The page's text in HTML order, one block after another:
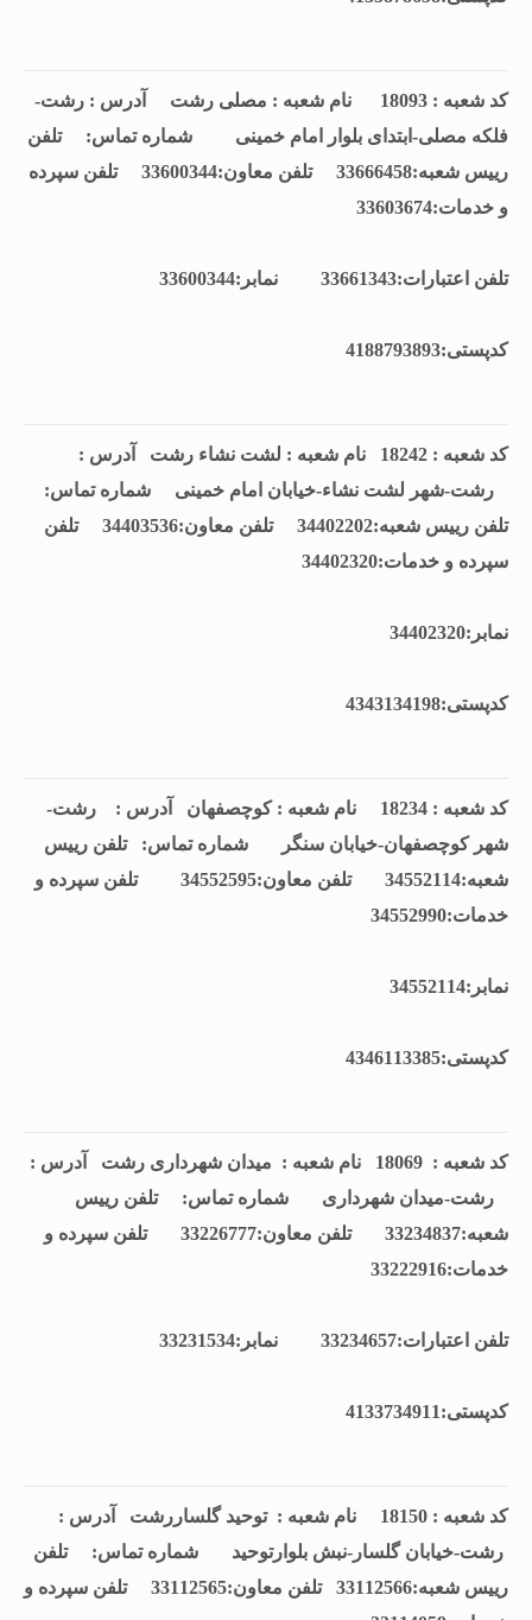
کد شعبه : 18093 نام شعبه : مصلی رشت آدرس : رشت-
فلکه مصلی-ابتدای بلوار امام خمینی شماره تماس:
تلفن
رييس شعبه:33666458 تلفن معاون:33600344 تلفن سپرده
و خدمات:33603674
تلفن اعتبارات:33661343 نمابر:33600344
كدپستی:4188793893
کد شعبه : 18242 نام شعبه : لشت نشاء رشت آدرس :
رشت-شهر لشت نشاء-خیابان امام خمینی شماره تماس:
تلفن رييس شعبه:34402202 تلفن معاون:34403536 تلفن
سپرده و خدمات:34402320
نمابر:34402320
كدپستی:4343134198
کد شعبه : 18234 نام شعبه : کوچصفهان آدرس : رشت-
شهر کوچصفهان-خیابان سنگر شماره تماس: تلفن رييس
شعبه:34552114 تلفن معاون:34552595 تلفن سپرده و
خدمات:34552990
نمابر:34552114
كدپستی:4346113385
کد شعبه : 18069 نام شعبه : میدان شهرداری رشت آدرس :
رشت-میدان شهرداری شماره تماس: تلفن رييس
شعبه:33234837 تلفن معاون:33226777 تلفن سپرده و
خدمات:33222916
تلفن اعتبارات:33234657 نمابر:33231534
كدپستی:4133734911
کد شعبه : 18150 نام شعبه : توحید گلساررشت آدرس :
رشت-خیابان گلسار-نبش بلوارتوحید شماره تماس:
تلفن
رييس شعبه:33112566 تلفن معاون:33112565 تلفن سپرده و